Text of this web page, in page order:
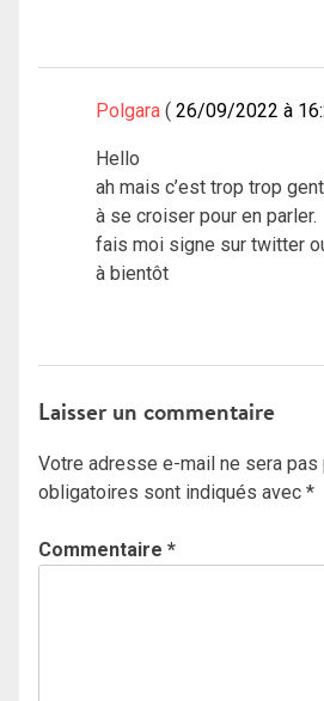
Polgara 26/09/2022 à
Hello
ah mais c’est trop trop
à se croiser pour en parler.
fais moi signe sur twitter
à bientôt
Laisser un commentaire
Votre adresse e-mail ne sera pas
obligatoires sont indiqués avec *
Commentaire *